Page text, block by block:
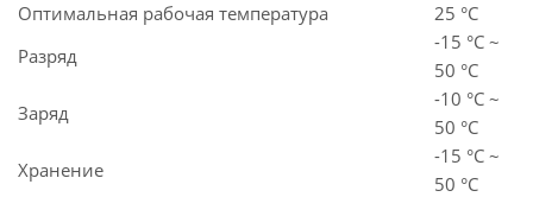
Оптимальная рабочая температура
25 °С
Разряд
-15 °С ~
50 °С
Заряд
-10 °С ~
50 °С
Хранение
-15 °С ~
50 °С